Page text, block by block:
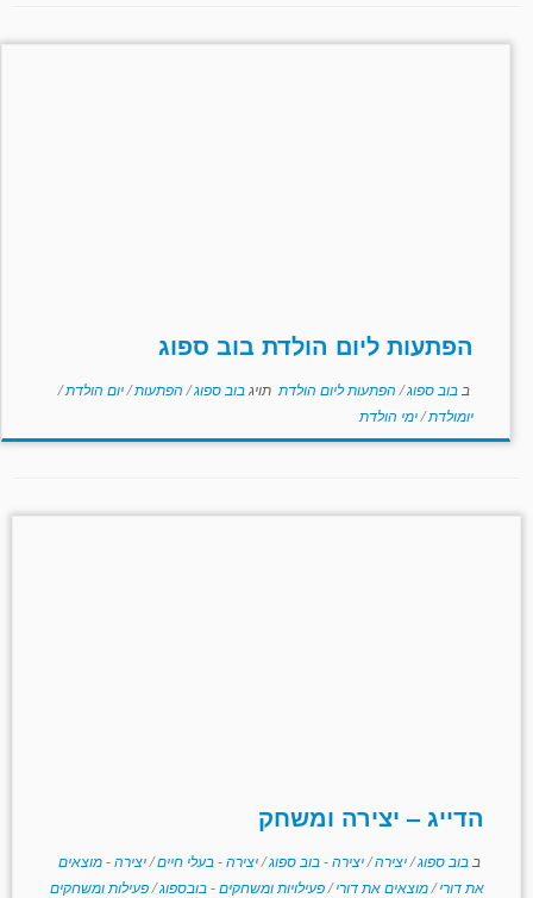
הפתעות ליום הולדת בוב ספוג
ב בוב ספוג/ הפתעות ליום הולדת תויגבוב ספוג/ הפתעות/יום הולדת/
יומולדת/ימי הולדת
הדייג – יצירה ומשחק
ב בוב ספוג/יצירה/יצירה - בוב ספוג/יצירה - בעלי חיים/יצירה - מוצאים
את דורי/מוצאים את דורי/פעילויות ומשחקים - בובספוג/פעילות ומשחקים